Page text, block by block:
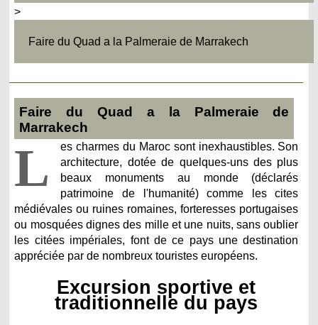
>
Faire du Quad a la Palmeraie de Marrakech
Faire du Quad a la Palmeraie de
Marrakech
L
es charmes du Maroc sont inexhaustibles. Son
architecture, dotée de quelques-uns des plus
beaux monuments au monde (déclarés
patrimoine de l'humanité) comme les cites
médiévales ou ruines romaines, forteresses portugaises
ou mosquées dignes des mille et une nuits, sans oublier
les citées impériales, font de ce pays une destination
appréciée par de nombreux touristes européens.
Excursion sportive et
traditionnelle du pays